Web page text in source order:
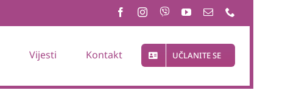
Vijesti Kontakt UČLANITE SE